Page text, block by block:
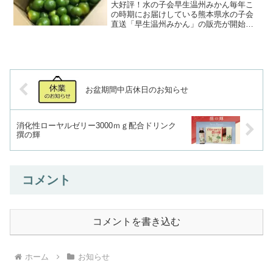
大好評！水の子会早生温州みかん毎年こ
の時期にお届けしている熊本県水の子会
直送「早生温州みかん」の販売が開始し
お盆期間中店休日のお知らせ
消化性ローヤルゼリー3000ｍｇ配合ドリンク
撰の輝
コメント
コメントを書き込む
ホーム お知らせ